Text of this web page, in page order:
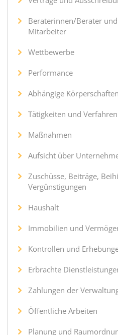
Beraterinnen/Berater
Mitarbeiter
Wettbewerbe
Performance
Abhängige Körperschaften
Tätigkeiten und Verfahren
Maßnahmen
Aufsicht über
Zuschüsse, Beiträge,
Vergünstigungen
Haushalt
Immobilien und
Kontrollen und
Erbrachte
Zahlungen der
Öffentliche Arbeiten
Planung und